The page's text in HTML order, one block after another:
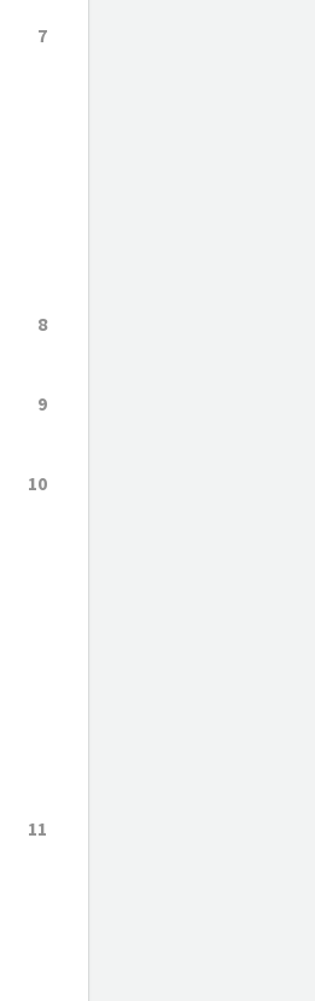
7
8
9
10
11